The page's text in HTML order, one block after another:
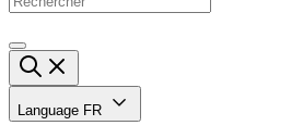
Language FR